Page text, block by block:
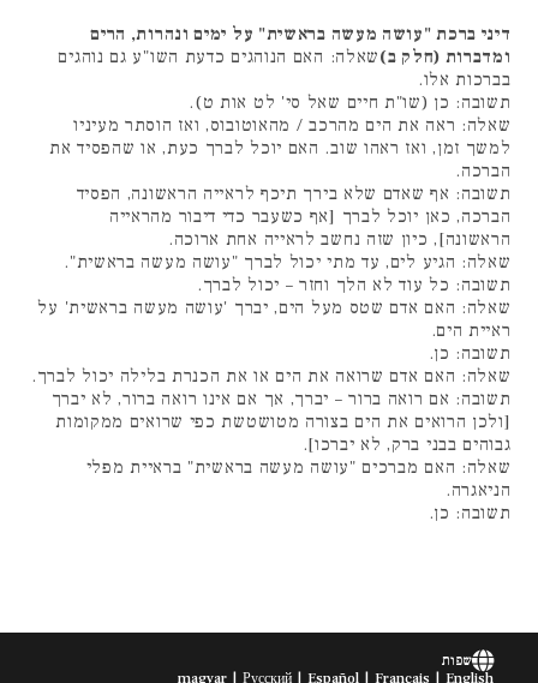
דיני ברכת "עושה מעשה בראשית" על ימים ונהרות, הרים
ומדברות (חלק ב)שאלה: האם הנוהגים כדעת השו"ע גם נוהגים
בברכות אלו.
תשובה: כן (שו"ת חיים שאל סי' לט אות ט).
שאלה: ראה את הים מהרכב / מהאוטובוס, ואז הוסתר מעיניו
למשך זמן, ואז ראהו שוב. האם יוכל לברך כעת, או שהפסיד את
הברכה.
תשובה: אף שאדם שלא בירך תיכף לראייה הראשונה, הפסיד
הברכה, כאן יוכל לברך [אף כשעבר כדי דיבור מהראייה
הראשונה], כיון שזה נחשב לראייה אחת ארוכה.
שאלה: הגיע לים, עד מתי יכול לברך "עושה מעשה בראשית".
תשובה: כל עוד לא הלך וחזר – יכול לברך.
שאלה: האם אדם שטס מעל הים, יברך 'עושה מעשה בראשית' על
ראיית הים.
תשובה: כן.
שאלה: האם אדם שרואה את הים או את הכנרת בלילה יכול לברך.
תשובה: אם רואה ברור – יברך, אך אם אינו רואה ברור, לא יברך
[ולכן הרואים את הים בצורה מטושטשת כפי שרואים ממקומות
גבוהים בבני ברק, לא יברכו].
שאלה: האם מברכים "עושה מעשה בראשית" בראיית מפלי
הניאגרה.
תשובה: כן.
שפות
English
Français
Español
Русский
magyar